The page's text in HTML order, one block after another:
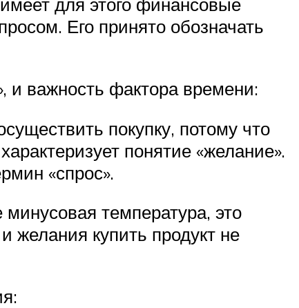
Его принято обозначать
и важность фактора времени:
покупку, потому что
понятие «желание».
«спрос».
температура, это
желания купить продукт не